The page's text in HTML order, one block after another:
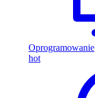
Oprogramowanie
hot